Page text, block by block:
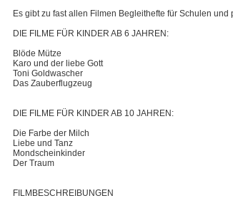
Es gibt zu fast allen Filmen Begleithefte für Schulen
DIE FILME FÜR KINDER AB 6 JAHREN:
Blöde Mütze
Karo und der liebe Gott
Toni Goldwascher
Das Zauberflugzeug
DIE FILME FÜR KINDER AB 10 JAHREN:
Die Farbe der Milch
Liebe und Tanz
Mondscheinkinder
Der Traum
FILMBESCHREIBUNGEN